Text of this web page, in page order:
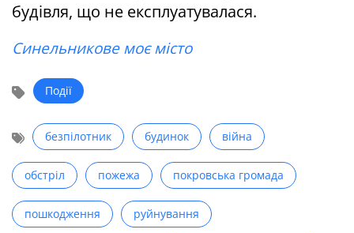
будівля, що не експлуатувалася.
Синельникове моє місто
Події
безпілотник будинок війна
обстріл пожежа покровська громада
пошкодження руйнування